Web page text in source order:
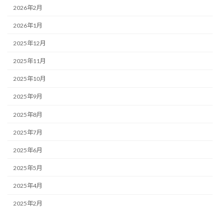
2026年2月
2026年1月
2025年12月
2025年11月
2025年10月
2025年9月
2025年8月
2025年7月
2025年6月
2025年5月
2025年4月
2025年2月